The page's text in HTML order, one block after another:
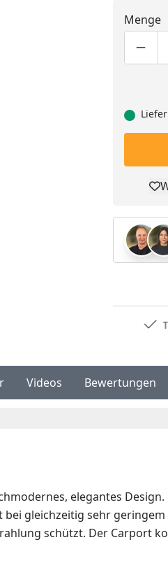
Menge
Videos Bewertungen
elegantes
gleichzeitig sehr
schützt. Der Carport